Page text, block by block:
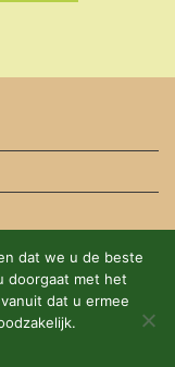
MET EEN GROEN
dat we u de beste
doorgaat met het
dat u ermee